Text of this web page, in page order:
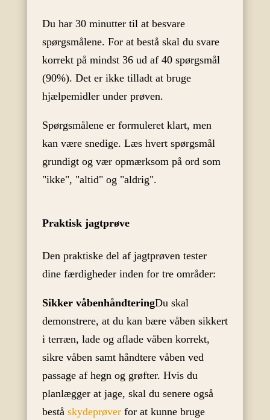
Du har 30 minutter til at besvare
spørgsmålene. For at bestå skal du svare
korrekt på mindst 36 ud af 40 spørgsmål
(90%). Det er ikke tilladt at bruge
hjælpemidler under prøven.
Spørgsmålene er formuleret klart, men
kan være snedige. Læs hvert spørgsmål
grundigt og vær opmærksom på ord som
"ikke", "altid" og "aldrig".
Praktisk jagtprøve
Den praktiske del af jagtprøven tester
dine færdigheder inden for tre områder:
Sikker våbenhåndteringDu skal
demonstrere, at du kan bære våben sikkert
i terræn, lade og aflade våben korrekt,
sikre våben samt håndtere våben ved
passage af hegn og grøfter. Hvis du
planlægger at jage, skal du senere også
bestå skydeprøverfor at kunne bruge